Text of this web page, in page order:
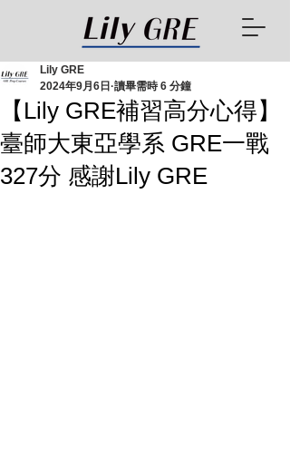
【Lily GRE補習高分心得】
臺師大東亞學系 GRE一戰
327分 感謝Lily GRE
Lily GRE
2024年9月6日 讀畢需時 6 分鐘